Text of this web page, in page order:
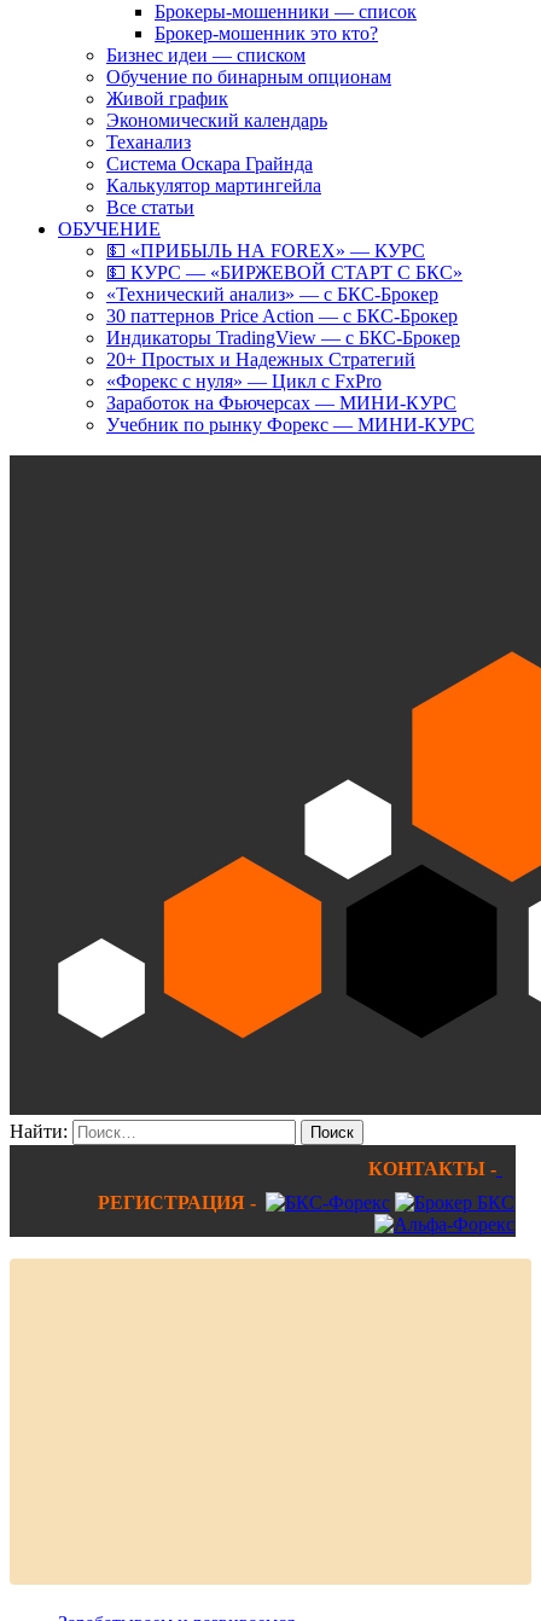
Брокеры-мошенники — список
Брокер-мошенник это кто?
Бизнес идеи — списком
Обучение по бинарным опционам
Живой график
Экономический календарь
Теханализ
Система Оскара Грайнда
Калькулятор мартингейла
Все статьи
ОБУЧЕНИЕ
💵 «ПРИБЫЛЬ НА FOREX» — КУРС
💵 КУРС — «БИРЖЕВОЙ СТАРТ С БКС»
«Технический анализ» — с БКС-Брокер
30 паттернов Price Action — с БКС-Брокер
Индикаторы TradingView — с БКС-Брокер
20+ Простых и Надежных Стратегий
«Форекс с нуля» — Цикл с FxPro
Заработок на Фьючерсах — МИНИ-КУРС
Учебник по рынку Форекс — МИНИ-КУРС
Найти:
КОНТАКТЫ -
РЕГИСТРАЦИЯ -